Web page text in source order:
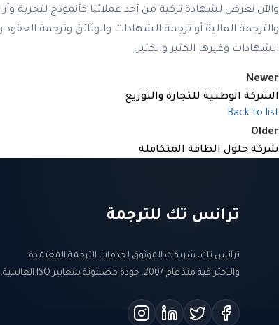
والآن نعرض لشهادة تزكية من أحد عملائنا كأنموذج لتجربة
والترجمة المالية أو ترجمة الشهادات والوثائق وترجمة
الشهادات وغيرها الكثير والكثير.
Newer
الشركة الوطنية للتجارة والتوزيع
Back to list
Older
شركة حلول الطاقة المتكاملة
ترانس تك للترجمة
ترانس تك، شريكك الموثوق لخدمات الترجمة المعتمدة
والاحترافية منذ عام 2007. جودة مضمونة بمعايير ISO العالمية.